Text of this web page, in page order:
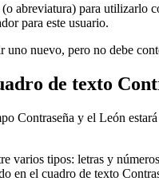
abreviatura) para
para este usuario.
nuevo, pero no debe
de texto
Contraseña y el León
varios tipos: letras y
en el cuadro de texto